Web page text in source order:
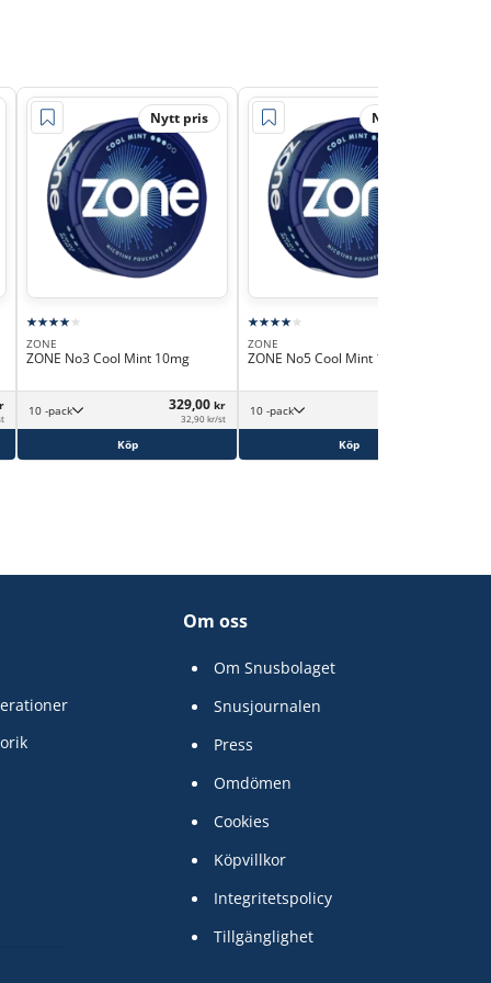
Nytt pris
ZONE
ZONE No3 Cool Mint 10mg
10 -pack 329,00 kr
32,90 kr/st
Köp
Nytt pris
ZONE
ZONE No5 Cool Mint 11mg
10 -pack
Köp
Om oss
Om Snusbolaget
Snusjournalen
Press
Omdömen
Cookies
Köpvillkor
Integritetspolicy
Tillgänglighet